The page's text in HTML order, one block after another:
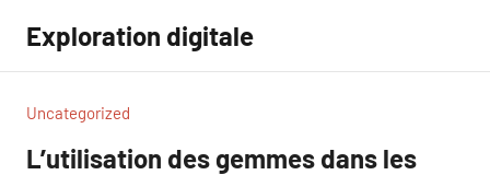
contenu
Exploration digitale
Uncategorized
L’utilisation des gemmes dans les